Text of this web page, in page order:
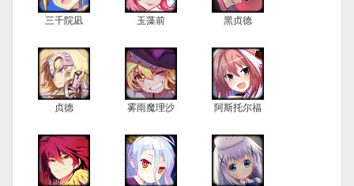
三千院凪 玉藻前 黑贞德
贞德 雾雨魔理沙 阿斯托尔福